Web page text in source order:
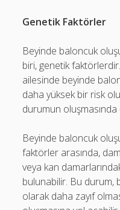
Genetik Faktörler
Beyinde baloncuk
biri, genetik
ailesinde beyinde
daha yüksek bir risk
durumun
Beyinde baloncuk
faktörler arasında,
veya kan
bulunabilir. Bu durum,
olarak daha zayıf